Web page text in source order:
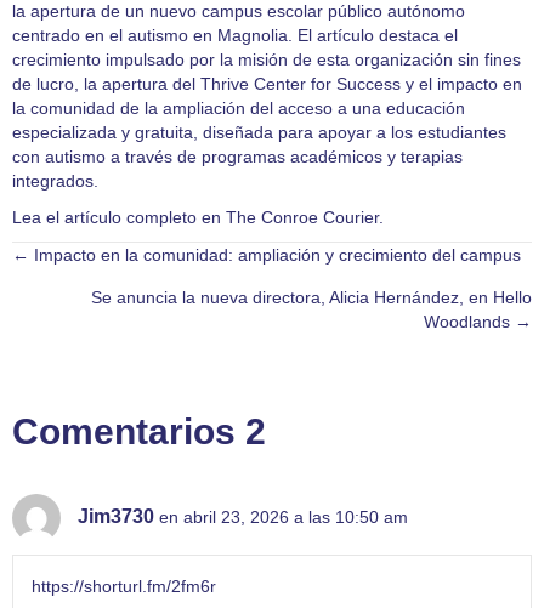
la apertura de un nuevo campus escolar público autónomo
centrado en el autismo en Magnolia. El artículo destaca el
crecimiento impulsado por la misión de esta organización sin fines
de lucro, la apertura del Thrive Center for Success y el impacto en
la comunidad de la ampliación del acceso a una educación
especializada y gratuita, diseñada para apoyar a los estudiantes
con autismo a través de programas académicos y terapias
integrados.
Lea el artículo completo en The Conroe Courier.
Navegación
entradas
← Impacto en la comunidad: ampliación y crecimiento del campus
Se anuncia la nueva directora, Alicia Hernández, en Hello
Woodlands →
Comentarios 2
Jim3730 en abril 23, 2026 a las 10:50 am
https://shorturl.fm/2fm6r